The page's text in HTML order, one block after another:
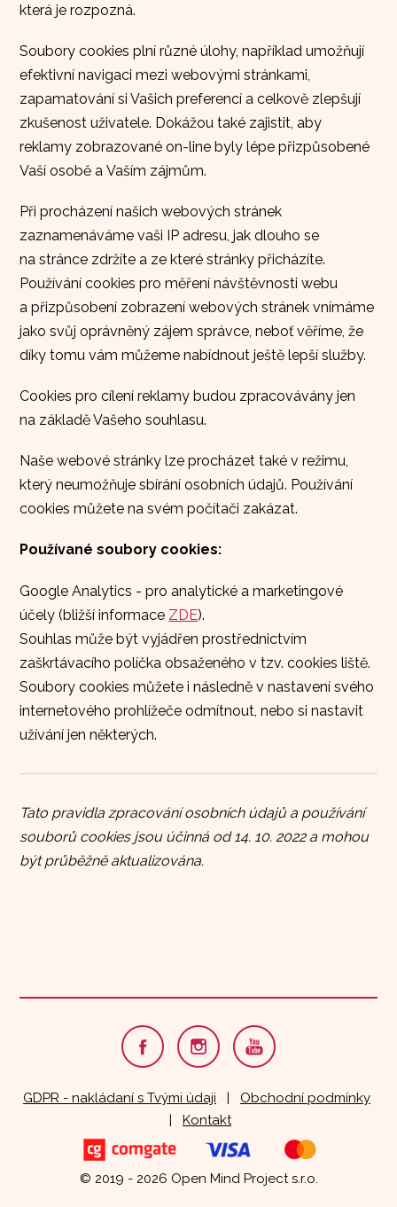
která je rozpozná.
Soubory cookies plní různé úlohy, například umožňují
efektivní navigaci mezi webovými stránkami,
zapamatování si Vašich preferencí a celkově zlepšují
zkušenost uživatele. Dokážou také zajistit, aby
reklamy zobrazované on-line byly lépe přizpůsobené
Vaší osobě a Vaším zájmům.
Při procházení našich webových stránek
zaznamenáváme vaši IP adresu, jak dlouho se
na stránce zdržíte a ze které stránky přicházíte.
Používání cookies pro měření návštěvnosti webu
a přizpůsobení zobrazení webových stránek vnímáme
jako svůj oprávněný zájem správce, neboť věříme, že
díky tomu vám můžeme nabídnout ještě lepší služby.
Cookies pro cílení reklamy budou zpracovávány jen
na základě Vašeho souhlasu.
Naše webové stránky lze procházet také v režimu,
který neumožňuje sbírání osobních údajů. Používání
cookies můžete na svém počítači zakázat.
Používané soubory cookies:
Google Analytics - pro analytické a marketingové
účely (bližší informace ZDE).
Souhlas může být vyjádřen prostřednictvím
zaškrtávacího políčka obsaženého v tzv. cookies liště.
Soubory cookies můžete i následně v nastavení svého
internetového prohlížeče odmítnout, nebo si nastavit
užívání jen některých.
Tato pravidla zpracování osobních údajů a používání
souborů cookies jsou účinná od 14. 10. 2022 a mohou
být průběžně aktualizována.
GDPR - nakládaní s Tvými údaji | Obchodní podmínky
| Kontakt
© 2019 - 2026 Open Mind Project s.r.o.